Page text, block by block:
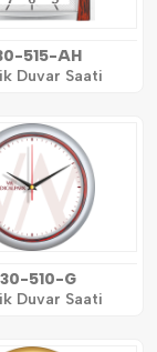
515-AH
Duvar Saati
510-G
Duvar Saati